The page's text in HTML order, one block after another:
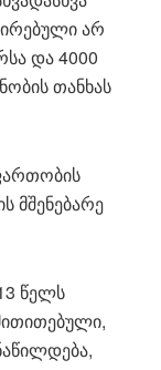
არ
და 4000
თანხას
მშენებარე
წელს